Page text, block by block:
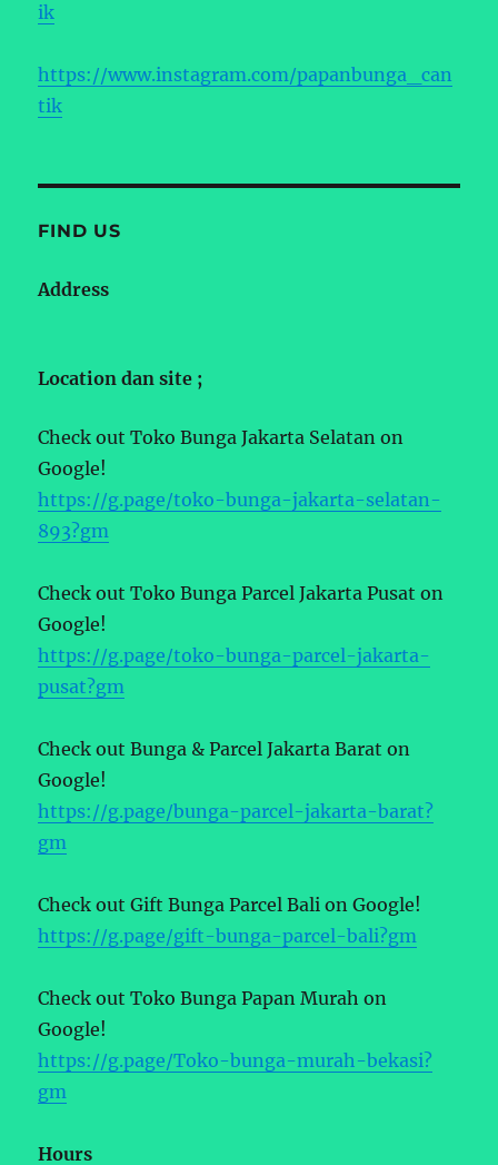
ik
https://www.instagram.com/papanbunga_can
tik
FIND US
Address
Location dan site ;
Check out Toko Bunga Jakarta Selatan on
Google!
https://g.page/toko-bunga-jakarta-selatan-
893?gm
Check out Toko Bunga Parcel Jakarta Pusat on
Google!
https://g.page/toko-bunga-parcel-jakarta-
pusat?gm
Check out Bunga & Parcel Jakarta Barat on
Google!
https://g.page/bunga-parcel-jakarta-barat?
gm
Check out Gift Bunga Parcel Bali on Google!
https://g.page/gift-bunga-parcel-bali?gm
Check out Toko Bunga Papan Murah on
Google!
https://g.page/Toko-bunga-murah-bekasi?
gm
Hours